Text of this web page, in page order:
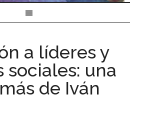
a líderes y
sociales: una
de Iván